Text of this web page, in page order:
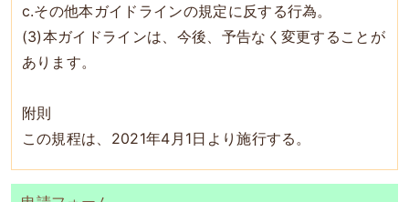
c.その他本ガイドラインの規定に反する行為。
(3)本ガイドラインは、今後、予告なく変更することが
あります。
附則
この規程は、2021年4月1日より施行する。